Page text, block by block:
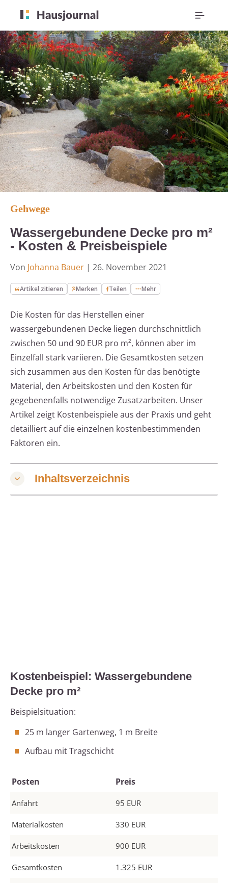
Gehwege
Wassergebundene Decke pro m²
- Kosten & Preisbeispiele
Von Johanna Bauer | 26. November 2021
Artikel zitieren Merken Teilen Mehr
Die Kosten für das Herstellen einer
wassergebundenen Decke liegen durchschnittlich
zwischen 50 und 90 EUR pro m², können aber im
Einzelfall stark variieren. Die Gesamtkosten setzen
sich zusammen aus den Kosten für das benötigte
Material, den Arbeitskosten und den Kosten für
gegebenenfalls notwendige Zusatzarbeiten. Unser
Artikel zeigt Kostenbeispiele aus der Praxis und geht
detailliert auf die einzelnen kostenbestimmenden
Faktoren ein.
Inhaltsverzeichnis
Kostenbeispiel: Wassergebundene
Decke pro m²
Beispielsituation:
25 m langer Gartenweg, 1 m Breite
Aufbau mit Tragschicht
Posten Preis
Anfahrt 95 EUR
Materialkosten 330 EUR
Arbeitskosten 900 EUR
Gesamtkosten 1.325 EUR